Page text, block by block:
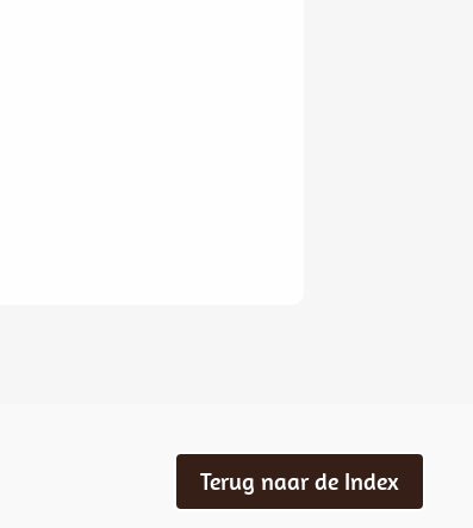
Terug naar de Index